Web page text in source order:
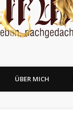
ÜBER MICH